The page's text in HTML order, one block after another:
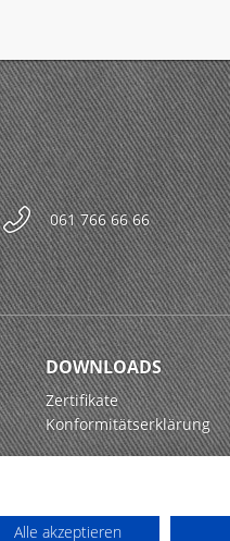
061 766 66 66
DOWNLOADS
Zertifikate
Konformitätserklärung
Alle akzeptieren